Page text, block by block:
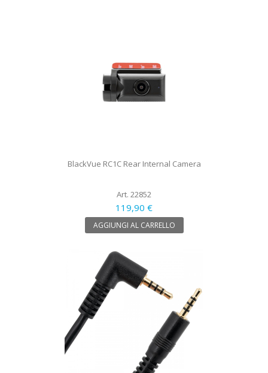
BlackVue RC1C Rear Internal Camera
Art. 22852
119,90 €
AGGIUNGI AL CARRELLO